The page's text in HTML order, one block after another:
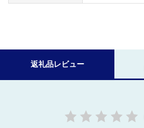
返礼品レビュー